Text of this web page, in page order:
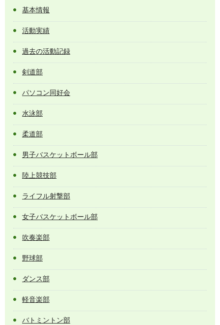
基本情報
活動実績
過去の活動記録
剣道部
パソコン同好会
水泳部
柔道部
男子バスケットボール部
陸上競技部
ライフル射撃部
女子バスケットボール部
吹奏楽部
野球部
ダンス部
軽音楽部
バトミントン部